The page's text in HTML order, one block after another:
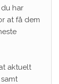
har
at få dem
aktuelt